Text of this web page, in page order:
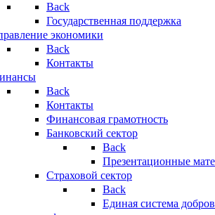
Back
Государственная поддержка
экономики
Back
Контакты
Back
Контакты
Финансовая грамотность
Банковский сектор
Back
Презентационные
Страховой сектор
Back
Единая система